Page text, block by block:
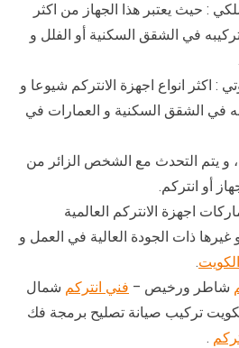
: حيث يعتبر هذا الجهاز من اكثر
في الشقق السكنية أو الفلل و
: اكثر انواع اجهزة الانتركم شيوعا و
في الشقق السكنية و العمارات في
و يتم التحدث مع الشخص الزائر من
أو انتركم.
اجهزة الانتركم العالمية
و غيرها ذات الجودة العالية في العمل و
.
شاطر ورخيص – فني انتركم شمال
تركيب صيانة تصليح برمجة فك
.